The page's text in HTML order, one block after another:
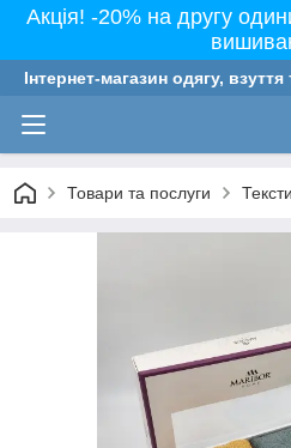
Акція! -20% на другу
Інтернет-магазин одягу, взуття
Товари та послуги